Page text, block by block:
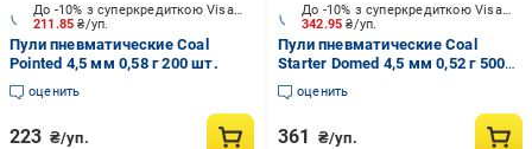
211.85₴/уп.
До -10% з суперкредиткою Visa Вигода
Пули пневматические Coal
Pointed 4,5 мм 0,58 г 200 шт.
оценить
223 ₴/уп.
342.95₴/уп.
До -10% з суперкредиткою Visa Вигода
Пули пневматические Coal
Starter Domed 4,5 мм 0,52 г 500
шт.
оценить
361 ₴/уп.